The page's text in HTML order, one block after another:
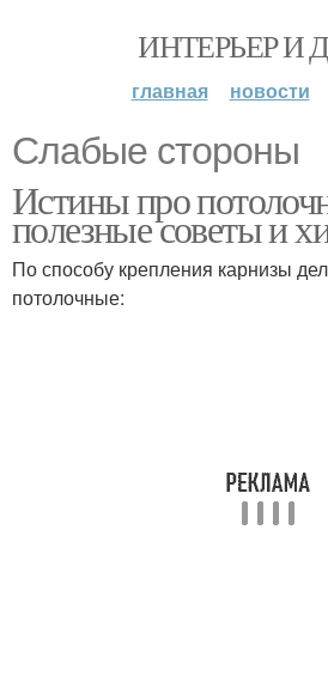
ИНТЕРЬЕР И
главная новости
Слабые стороны
Истины про
полезные советы и
По способу крепления карнизы
потолочные: